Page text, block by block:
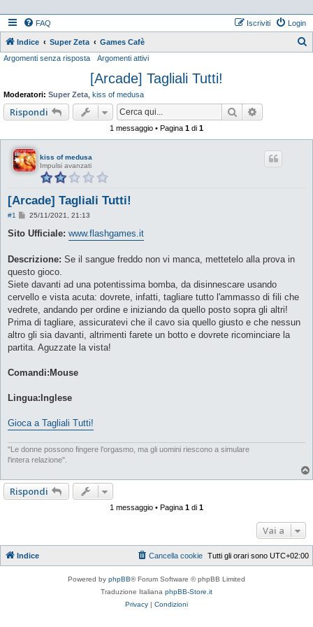
FAQ Login
Iscriviti
Indice Super Zeta Games Cafè
Argomenti senza risposta Argomenti attivi
[Arcade] Tagliali Tutti!
Moderatori: Super Zeta kiss of medusa
Rispondi Cerca
1 messaggio • Pagina 1 di 1
kiss of medusa
Impulsi avanzati
[Arcade] Tagliali Tutti!
#1
M
s
g
g
i
o
25/11/2021, 21:13
Sito Ufficiale: www.flashgames.it
Descrizione: Se il sangue freddo non vi manca, mettetelo alla prova in
questo gioco.
Siete davanti ad una potentissima bomba, da disinnescare usando
cervello e vista acuta: dovrete, infatti, tagliare tutto l'ammasso di fili che
vedrete, andando per ordine e iniziando da quello posto sopra gli altri!
Prima di tagliare, assicuratevi che il cavo sia quello giusto e che nessun
altro gli sia davanti, altrimenti farete un botto e dovrete ricominciare la
partita. Aguzzate la vista!
Comandi:Mouse
Lingua:Inglese
Gioca a Tagliali Tutti!
"Le donne possono fingere l'orgasmo, ma gli uomini riescono a simulare
l'intera relazione".
Rispondi
1 messaggio • Pagina 1 di 1
Vai a
Indice Tutti gli orari sono UTC+02:00
Cancella cookie
Powered by phpBB® Forum Software © phpBB Limited
Traduzione Italiana phpBB-Store.it
Privacy | Condizioni